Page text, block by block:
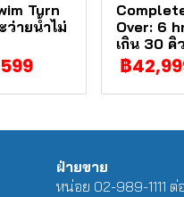
Turn
ว่ายน้ำไม่
Over: 6
เกิน 30 คิว
฿
ฝ่ายขาย
หน่อย 02-989-1111 ต่